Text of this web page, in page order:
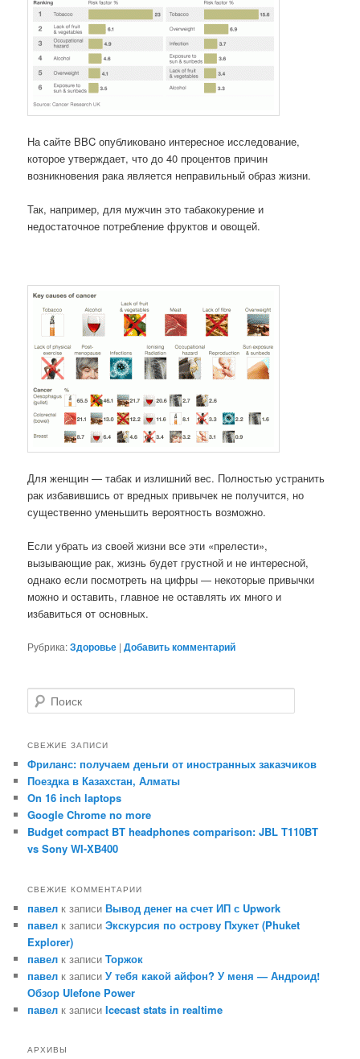
На сайте BBC опубликовано интересное исследование,
которое утверждает, что до 40 процентов причин
возникновения рака является неправильный образ жизни.
Так, например, для мужчин это табакокурение и
недостаточное потребление фруктов и овощей.
Для женщин — табак и излишний вес. Полностью устранить
рак избавившись от вредных привычек не получится, но
существенно уменьшить вероятность возможно.
Если убрать из своей жизни все эти «прелести»,
вызывающие рак, жизнь будет грустной и не интересной,
однако если посмотреть на цифры — некоторые привычки
можно и оставить, главное не оставлять их много и
избавиться от основных.
Рубрика:Здоровье |Добавить комментарий
о
с
СВЕЖИЕ ЗАПИСИ
Фриланс: получаем деньги от иностранных заказчиков
Поездка в Казахстан, Алматы
On 16 inch laptops
Google Chrome no more
Budget compact BT headphones comparison: JBL T110BT
vs Sony WI-XB400
СВЕЖИЕ КОММЕНТАРИИ
павел к записиВывод денег на счет ИП с Upwork
павел к записиЭкскурсия по острову Пхукет (Phuket
Explorer)
павел к записиТоржок
павел к записиУ тебя какой айфон? У меня — Андроид!
Обзор Ulefone Power
павел к записиIcecast stats in realtime
АРХИВЫ